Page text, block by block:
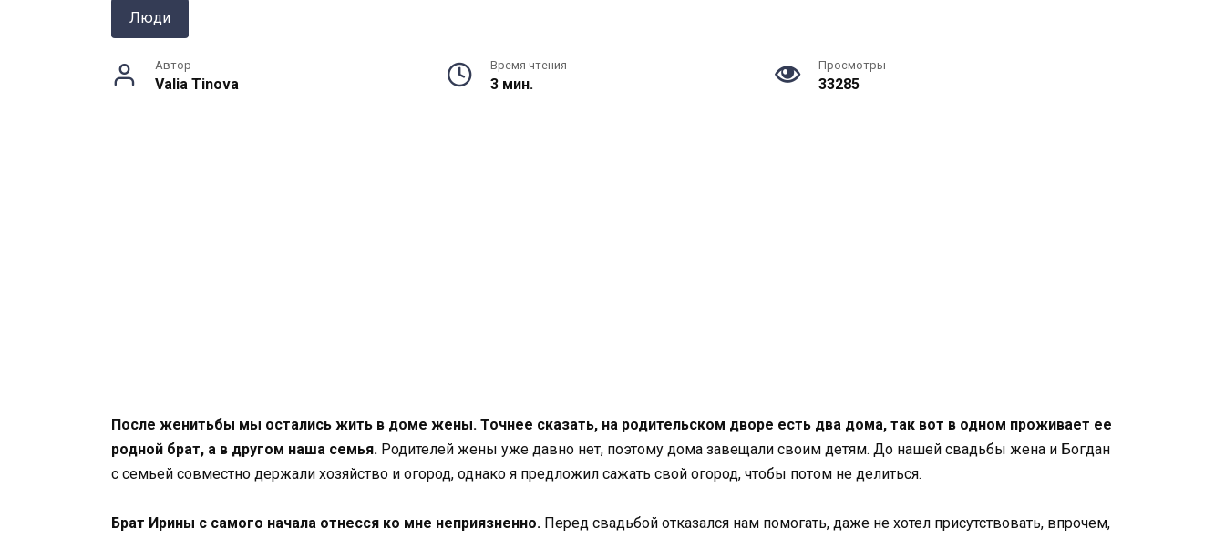
Люди
Автор
Valia Tinova
Время чтения
3 мин.
Просмотры
33285
После женитьбы мы остались жить в доме жены. Точнее сказать, на родительском дворе есть два дома, так вот в одном проживает ее
родной брат, а в другом наша семья. Родителей жены уже давно нет, поэтому дома завещали своим детям. До нашей свадьбы жена и Богдан
с семьей совместно держали хозяйство и огород, однако я предложил сажать свой огород, чтобы потом не делиться.
Брат Ирины с самого начала отнесся ко мне неприязненно. Перед свадьбой отказался нам помогать, даже не хотел присутствовать, впрочем,